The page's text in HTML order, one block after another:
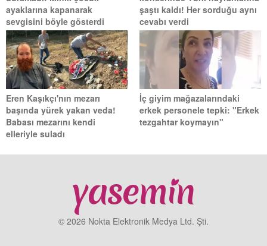
ayaklarına kapanarak
sevgisini böyle gösterdi
şaştı kaldı! Her sorduğu aynı
cevabı verdi
Eren Kaşıkçı'nın mezarı
başında yürek yakan veda!
Babası mezarını kendi
elleriyle suladı
İç giyim mağazalarındaki
erkek personele tepki: "Erkek
tezgahtar koymayın"
© 2026 Nokta Elektronik Medya Ltd. Şti.